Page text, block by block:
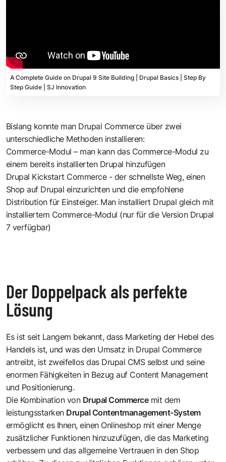
A Complete Guide on Drupal 9 Site Building | Drupal Basics | Step By
Step Guide | SJ Innovation
Bislang konnte man Drupal Commerce über zwei
unterschiedliche Methoden installieren:
Commerce-Modul – man kann das Commerce-Modul zu
einem bereits installierten Drupal hinzufügen
Drupal Kickstart Commerce - der schnellste Weg, einen
Shop auf Drupal einzurichten und die empfohlene
Distribution für Einsteiger. Man installiert Drupal gleich mit
installiertem Commerce-Modul (nur für die Version Drupal
7 verfügbar)
Der Doppelpack als perfekte
Lösung
Es ist seit Langem bekannt, dass Marketing der Hebel des
Handels ist, und was den Umsatz in Drupal Commerce
antreibt, ist zweifellos das Drupal CMS selbst und seine
enormen Fähigkeiten in Bezug auf Content Management
und Positionierung.
Die Kombination von Drupal Commercemit dem
leistungsstarken Drupal Contentmanagement-System
ermöglicht es Ihnen, einen Onlineshop mit einer Menge
zusätzlicher Funktionen hinzuzufügen, die das Marketing
verbessern und das allgemeine Vertrauen in den Shop